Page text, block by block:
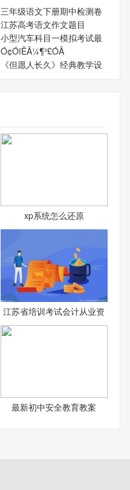
三年级语文下册期中检测卷
江苏高考语文作文题目
小型汽车科目一模拟考试最
Ó¢ÓïËÄ¼¶³£ÓÃ
《但愿人长久》经典教学设
xp系统怎么还原
江苏省培训考试会计从业资
最新初中安全教育教案